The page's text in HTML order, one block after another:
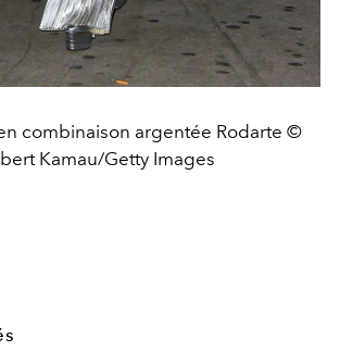
combinaison argentée Rodarte ©
Kamau/Getty Images